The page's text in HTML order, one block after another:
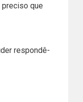
preciso que
respondê-